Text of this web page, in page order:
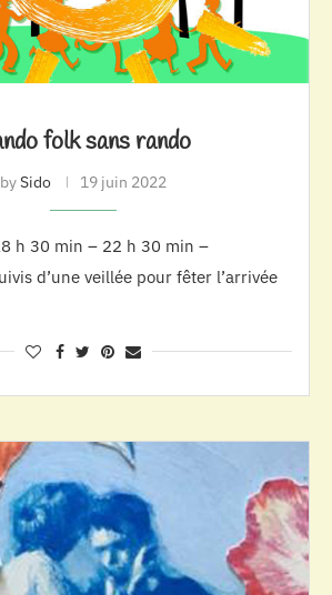
folk sans rando
bySido 19 juin 2022
h 30 min – 22 h 30 min –
d’une veillée pour fêter l’arrivée